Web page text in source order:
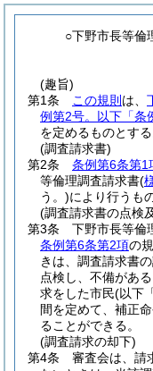
○下野市長等倫
(趣旨)
第1条
この規則 は、
例第2号。以下「条
を定めるものとする
(調査請求書)
第2条
条例第6条第1
等倫理調査請求書(
う。)により行うも
(調査請求書の点検
第3条
下野市長等倫
条例第6条第2項の
きは、調査請求書
点検し、不備がある
求をした市民(以下
間を定めて、補正
ることができる。
(調査請求の却下)
第4条
審査会は、請